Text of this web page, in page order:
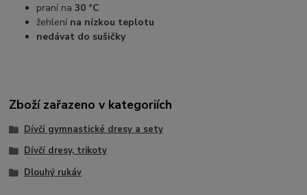
praní na30 °C
žehlení na nízkou teplotu
nedávat do sušičky
Zboží zařazeno v kategoriích
Dívčí gymnastické dresy a sety
Dívčí dresy, trikoty
Dlouhý rukáv